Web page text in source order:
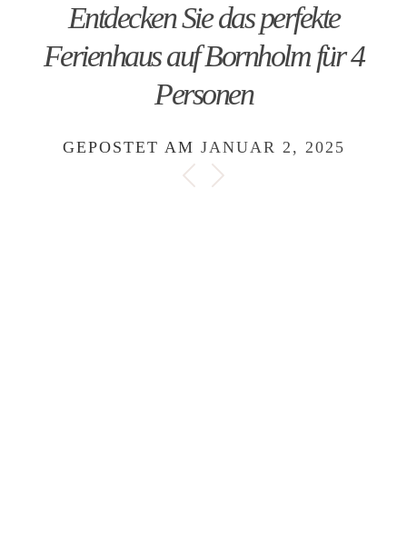
Entdecken Sie das perfekte
Ferienhaus auf Bornholm für 4
Personen
GEPOSTET AM JANUAR 2, 2025